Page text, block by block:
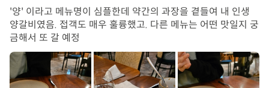
'양' 이라고 메뉴명이 심플한데 약간의 과장을 곁들여 내 인생
양갈비였음. 접객도 매우 훌륭했고. 다른 메뉴는 어떤 맛일지 궁
금해서 또 갈 예정